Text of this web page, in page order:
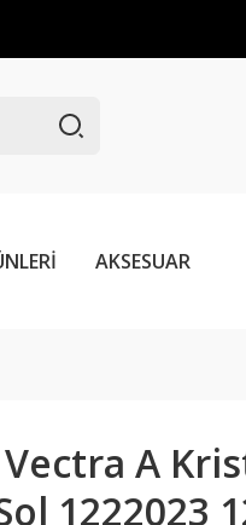
AKSESUAR
A
1222023